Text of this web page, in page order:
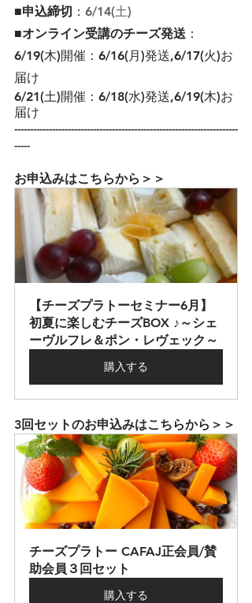
​■申込締切 ： 6/14(土)
■オンライン受講のチーズ発送 ：
6/19(木)開催：6/16(月)発送,6/17(火)お
届け
6/21(土)開催：6/18(水)発送,6/19(木)お
届け
-----------------------------------------------------------------------
-----
お申込みはこちらから＞＞
【チーズプラトーセミナー6月】
初夏に楽しむチーズBOX ♪～シェ
ーヴルフレ＆ポン・レヴェック～
購入する
3回セットのお申込みはこちらから＞＞
チーズプラトー CAFAJ正会員/賛
助会員３回セット
購入する